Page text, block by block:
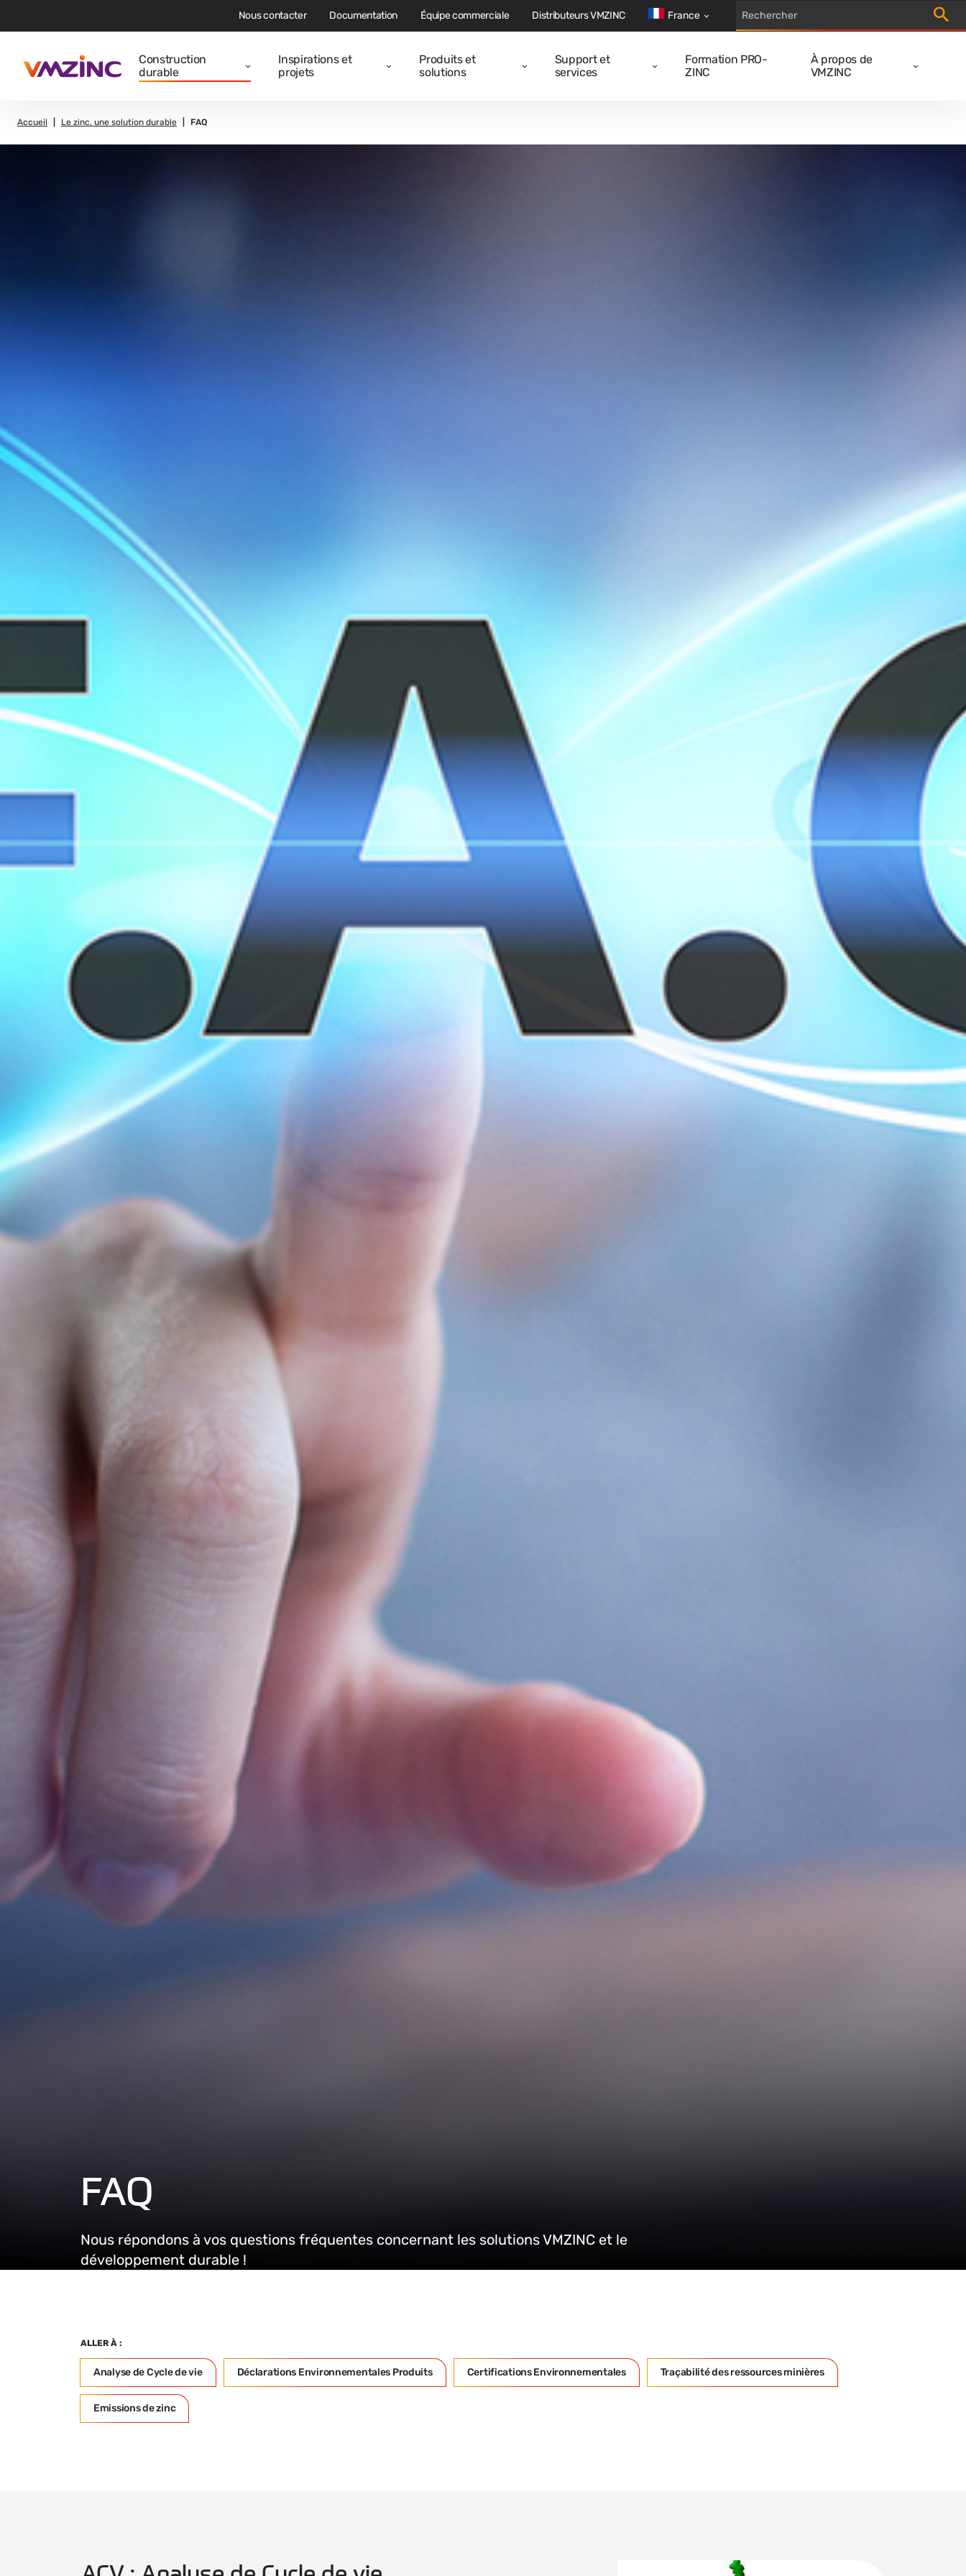
Construction
durable
Inspirations et
projets
Produits et
solutions
Support et
services
Formation PRO-
ZINC
À propos de
VMZINC
Nous contacter Documentation Équipe commerciale Distributeurs VMZINC France
Accueil Le zinc, une solution durable FAQ
FAQ
Nous répondons à vos questions fréquentes concernant les solutions VMZINC et le
développement durable !
ALLER À :
Analyse de Cycle de vie Déclarations Environnementales Produits Certifications Environnementales Traçabilité des ressources minières
Emissions de zinc
ACV : Analyse de Cycle de vie